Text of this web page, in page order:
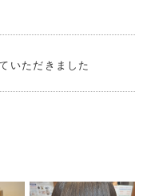
いただきました